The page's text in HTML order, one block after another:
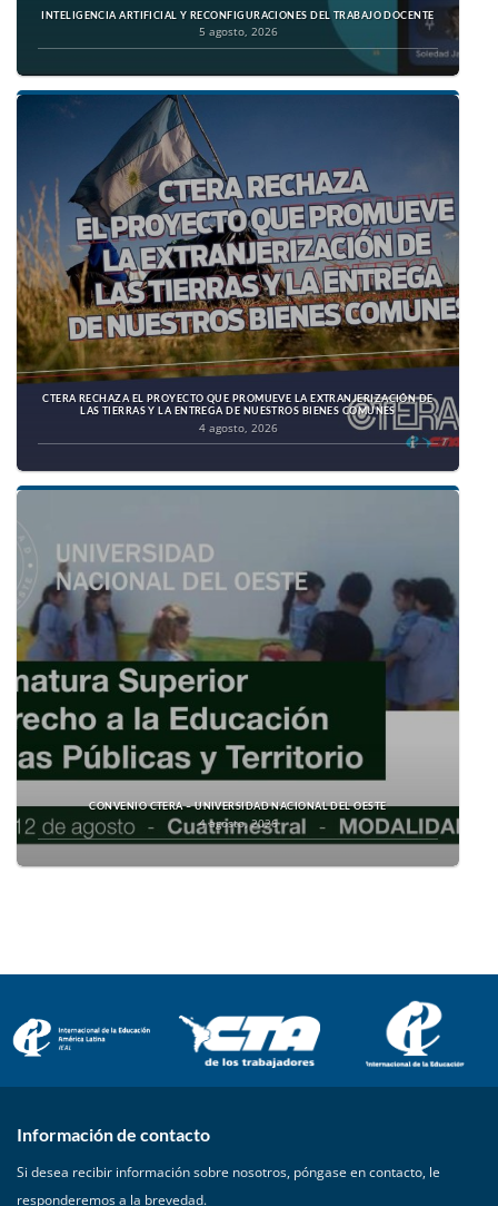
INTELIGENCIA ARTIFICIAL Y RECONFIGURACIONES DEL TRABAJO DOCENTE
5 agosto, 2026
CTERA RECHAZA EL PROYECTO QUE PROMUEVE LA EXTRANJERIZACIÓN DE
LAS TIERRAS Y LA ENTREGA DE NUESTROS BIENES COMUNES
4 agosto, 2026
CONVENIO CTERA – UNIVERSIDAD NACIONAL DEL OESTE
4 agosto, 2026
Información de contacto
Si desea recibir información sobre nosotros, póngase en contacto, le
responderemos a la brevedad.